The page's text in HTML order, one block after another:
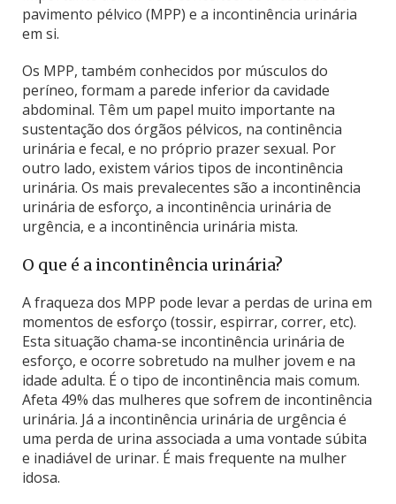
pavimento pélvico (MPP) e a incontinência urinária
em si.
Os MPP, também conhecidos por músculos do
períneo, formam a parede inferior da cavidade
abdominal. Têm um papel muito importante na
sustentação dos órgãos pélvicos, na continência
urinária e fecal, e no próprio prazer sexual. Por
outro lado, existem vários tipos de incontinência
urinária. Os mais prevalecentes são a incontinência
urinária de esforço, a incontinência urinária de
urgência, e a incontinência urinária mista.
O que é a incontinência urinária?
A fraqueza dos MPP pode levar a perdas de urina em
momentos de esforço (tossir, espirrar, correr, etc).
Esta situação chama-se incontinência urinária de
esforço, e ocorre sobretudo na mulher jovem e na
idade adulta. É o tipo de incontinência mais comum.
Afeta 49% das mulheres que sofrem de incontinência
urinária. Já a incontinência urinária de urgência é
uma perda de urina associada a uma vontade súbita
e inadiável de urinar. É mais frequente na mulher
idosa.